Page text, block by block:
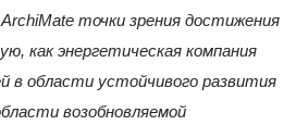
точки зрения достижения
как энергетическая компания
в области устойчивого развития
возобновляемой